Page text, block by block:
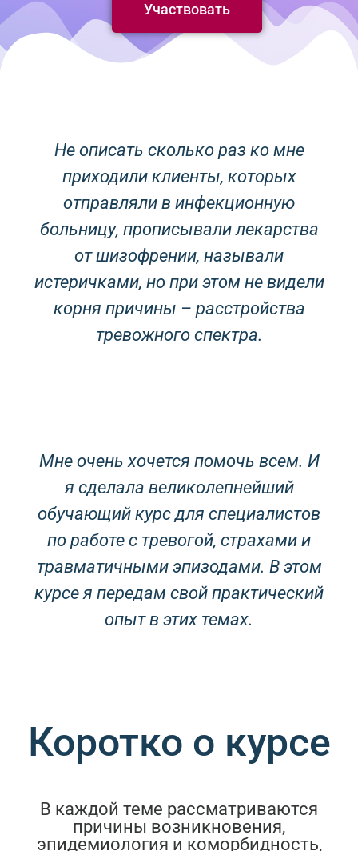
Участвовать
Не описать сколько раз ко мне
приходили клиенты, которых
отправляли в инфекционную
больницу, прописывали лекарства
от шизофрении, называли
истеричками, но при этом не видели
корня причины – расстройства
тревожного спектра.
Мне очень хочется помочь всем. И
я сделала великолепнейший
обучающий курс для специалистов
по работе с тревогой, страхами и
травматичными эпизодами. В этом
курсе я передам свой практический
опыт в этих темах.
Коротко о курсе
В каждой теме рассматриваются
причины возникновения,
эпидемиология и коморбидность,